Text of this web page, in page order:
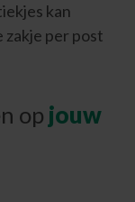
kan
zakje per post
op jouw